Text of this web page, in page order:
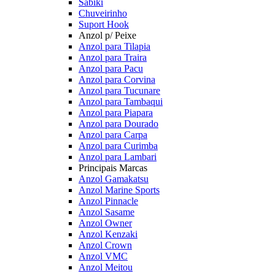
Sabiki
Chuveirinho
Suport Hook
Anzol p/ Peixe
Anzol para Tilapia
Anzol para Traira
Anzol para Pacu
Anzol para Corvina
Anzol para Tucunare
Anzol para Tambaqui
Anzol para Piapara
Anzol para Dourado
Anzol para Carpa
Anzol para Curimba
Anzol para Lambari
Principais Marcas
Anzol Gamakatsu
Anzol Marine Sports
Anzol Pinnacle
Anzol Sasame
Anzol Owner
Anzol Kenzaki
Anzol Crown
Anzol VMC
Anzol Meitou